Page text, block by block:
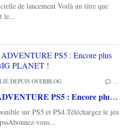
de lancement Voilà un titre que
le...
DEPUIS OVERBLOG
[TEST] SACKBOY A BIG ADVENTURE PS5 : Encore plus fort et plus cool que LITTLE BIG PLANET !
sur PS5 et PS4.Téléchargez le jeu
vous...